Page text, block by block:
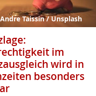
Taissin / Unsplash
im
wird in
besonders